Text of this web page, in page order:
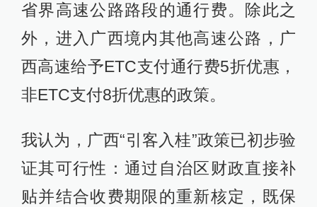
省界高速公路路段的通行费。除此之
外，进入广西境内其他高速公路，广
西高速给予ETC支付通行费5折优惠，
非ETC支付8折优惠的政策。
我认为，广西“引客入桂”政策已初步验
证其可行性：通过自治区财政直接补
贴并结合收费期限的重新核定，既保